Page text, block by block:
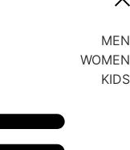
MEN
WOMEN
KIDS